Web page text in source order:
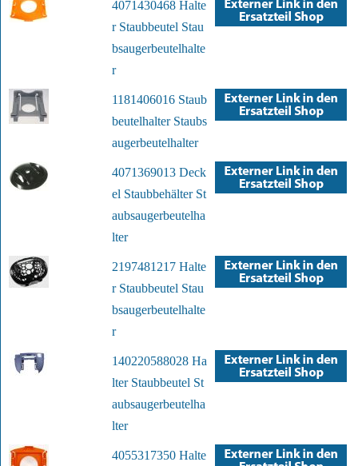
4071430468 Halte
r Staubbeutel Stau
bsaugerbeutelhalte
r
1181406016 Staub
beutelhalter Staubs
augerbeutelhalter
4071369013 Deck
el Staubbehälter St
aubsaugerbeutelha
lter
2197481217 Halte
r Staubbeutel Stau
bsaugerbeutelhalte
r
140220588028 Ha
lter Staubbeutel St
aubsaugerbeutelha
lter
4055317350 Halte